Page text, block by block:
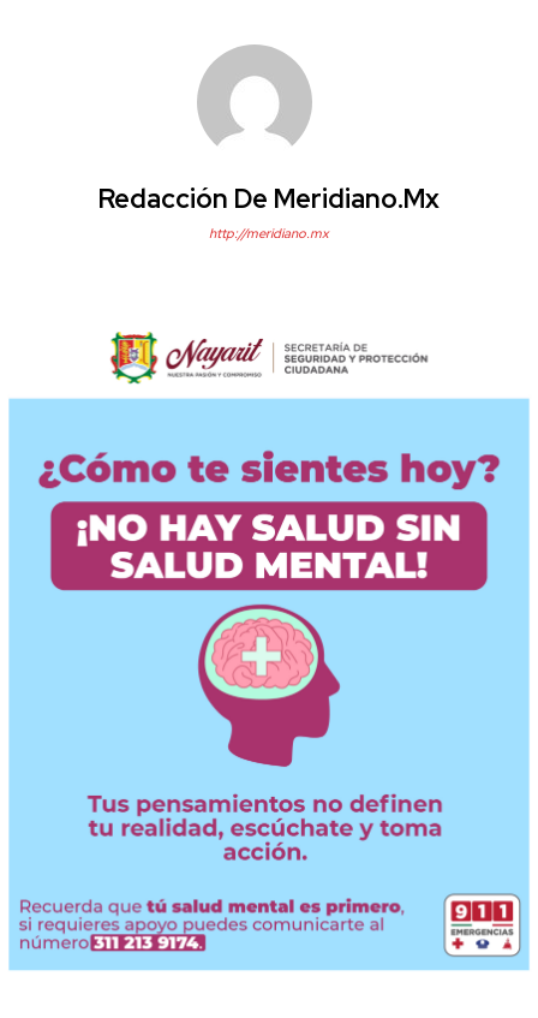
Redacción De Meridiano.mx
http://meridiano.mx